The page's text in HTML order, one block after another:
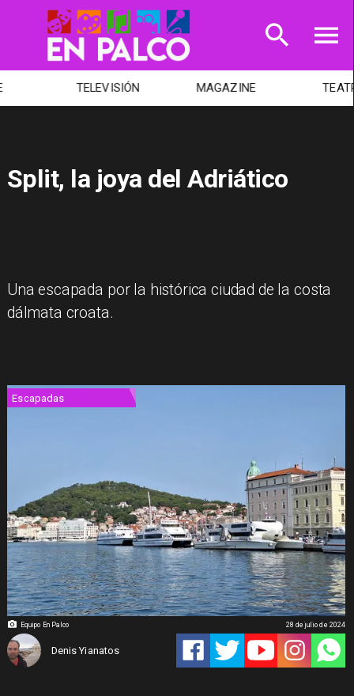
TELEVISIÓN MAGAZINE
Split, la joya del Adriático
Una escapada por la histórica ciudad de la costa
dálmata croata.
Equipo En Palco
Escapadas
Denis Yianatos
28 de julio de 2024